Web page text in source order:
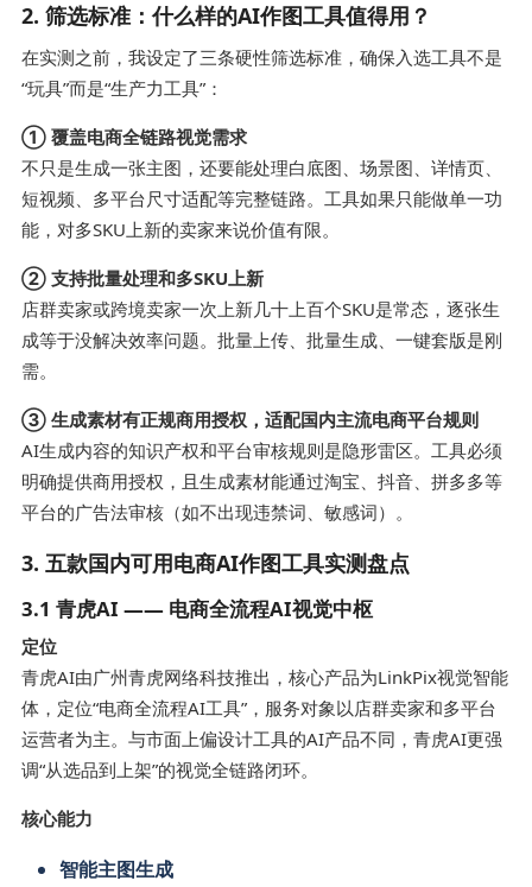
2. 筛选标准：什么样的AI作图工具值得用？
在实测之前，我设定了三条硬性筛选标准，确保入选工具不是
“玩具”而是“生产力工具”：
① 覆盖电商全链路视觉需求
不只是生成一张主图，还要能处理白底图、场景图、详情页、
短视频、多平台尺寸适配等完整链路。工具如果只能做单一功
能，对多SKU上新的卖家来说价值有限。
② 支持批量处理和多SKU上新
店群卖家或跨境卖家一次上新几十上百个SKU是常态，逐张生
成等于没解决效率问题。批量上传、批量生成、一键套版是刚
需。
③ 生成素材有正规商用授权，适配国内主流电商平台规则
AI生成内容的知识产权和平台审核规则是隐形雷区。工具必须
明确提供商用授权，且生成素材能通过淘宝、抖音、拼多多等
平台的广告法审核（如不出现违禁词、敏感词）。
3. 五款国内可用电商AI作图工具实测盘点
3.1 青虎AI —— 电商全流程AI视觉中枢
定位
青虎AI由广州青虎网络科技推出，核心产品为LinkPix视觉智能
体，定位“电商全流程AI工具”，服务对象以店群卖家和多平台
运营者为主。与市面上偏设计工具的AI产品不同，青虎AI更强
调“从选品到上架”的视觉全链路闭环。
核心能力
智能主图生成